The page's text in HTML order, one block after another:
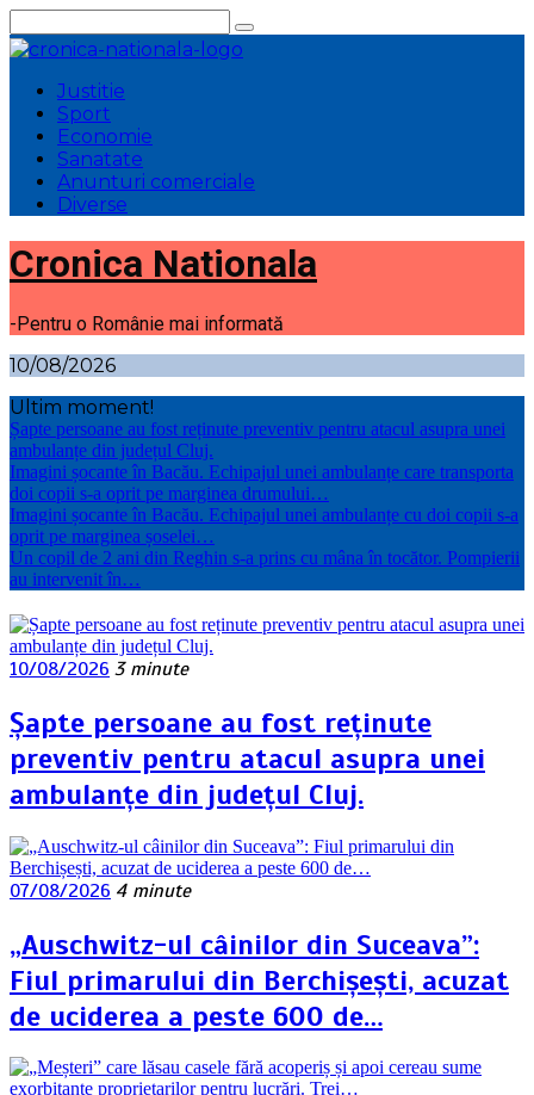
la
conținut
Justitie
Sport
Economie
Sanatate
Anunturi comerciale
Diverse
Cronica Nationala
-Pentru o Românie mai informată
10/08/2026
Ultim moment!
Șapte persoane au fost reținute preventiv pentru atacul asupra unei
ambulanțe din județul Cluj.
Imagini șocante în Bacău. Echipajul unei ambulanțe care transporta
doi copii s-a oprit pe marginea drumului…
Imagini șocante în Bacău. Echipajul unei ambulanțe cu doi copii s-a
oprit pe marginea șoselei…
Un copil de 2 ani din Reghin s-a prins cu mâna în tocător. Pompierii
au intervenit în…
10/08/2026 3 minute
Șapte persoane au fost reținute
preventiv pentru atacul asupra unei
ambulanțe din județul Cluj.
07/08/2026 4 minute
„Auschwitz-ul câinilor din Suceava”:
Fiul primarului din Berchișești, acuzat
de uciderea a peste 600 de…